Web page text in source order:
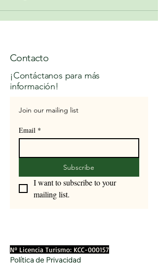
Contacto
¡Contáctanos para más
información!
Join our mailing list
Email *
Subscribe
I want to subscribe to your
mailing list.
Nº Licencia Turismo: KCC-000157
Política de Privacidad